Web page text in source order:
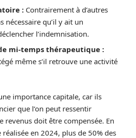
: Contrairement à d’autres
nécessaire qu’il y ait un
l’indemnisation.
mi-temps thérapeutique :
même s’il retrouve une activité
importance capitale, car ils
que l’on peut ressentir
revenus doit être compensée. En
en 2024, plus de 50% des